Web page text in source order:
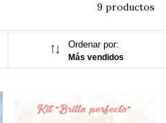
9 productos
Ordenar por:
Más vendidos